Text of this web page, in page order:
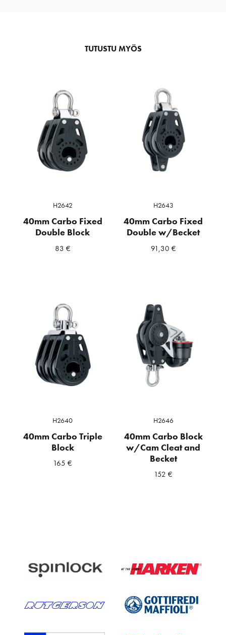
TUTUSTU MYÖS
H2642
40mm Carbo Fixed
Double Block
83 €
H2643
40mm Carbo Fixed
Double w/Becket
91,30 €
H2640
40mm Carbo Triple
Block
165€
H2646
40mm Carbo Block
w/Cam Cleat and
Becket
152€